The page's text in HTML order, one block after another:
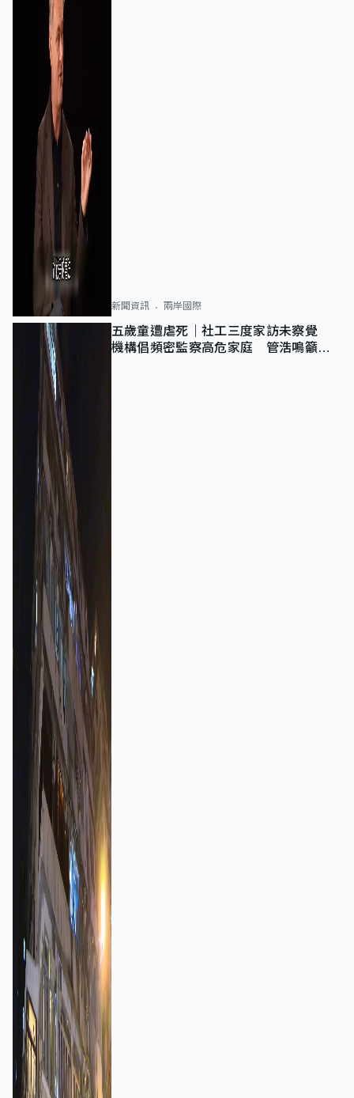
新聞資訊 兩岸國際
五歲童遭虐死｜社工三度家訪未察覺
機構倡頻密監察高危家庭 管浩鳴籲加